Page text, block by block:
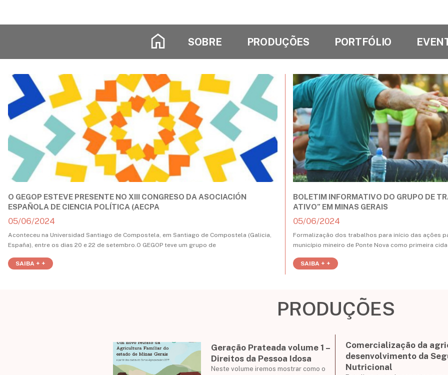
SOBRE PRODUÇÕES PORTFÓLIO
O GEGOP ESTEVE PRESENTE NO XIII CONGRESO DA ASOCIACIÓN
ESPAÑOLA DE CIENCIA POLÍTICA (AECPA
05/06/2024
Aconteceu na Universidad Santiago de Compostela, em Santiago de Compostela (Galicia,
España), entre os dias 20 e 22 de setembro.O GEGOP teve um grupo de
SAIBA + +
BOLETIM INFORMATIVO DO GRUPO DE
ATIVO” EM MINAS GERAIS
05/06/2024
Formalização dos trabalhos para início das ações
município mineiro de Ponte Nova como primeira
SAIBA + +
PRODUÇÕES
Geração Prateada volume 1 –
Direitos da Pessoa Idosa
Neste volume iremos mostrar como o
Comercialização da
desenvolvimento da
Nutricional